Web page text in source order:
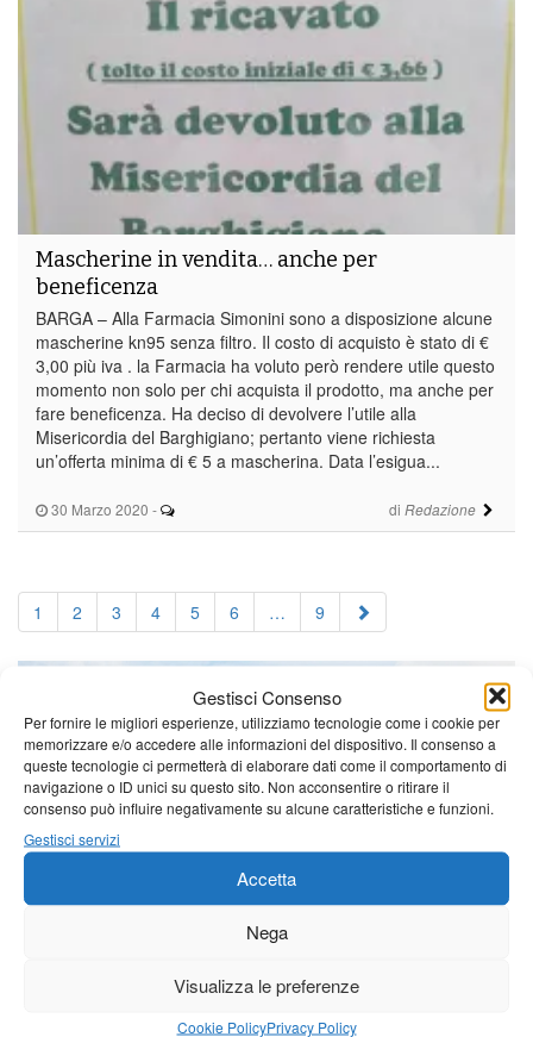
Gestisci Consenso
Per fornire le migliori esperienze, utilizziamo tecnologie come i cookie per
memorizzare e/o accedere alle informazioni del dispositivo. Il consenso a
queste tecnologie ci permetterà di elaborare dati come il comportamento di
navigazione o ID unici su questo sito. Non acconsentire o ritirare il
consenso può influire negativamente su alcune caratteristiche e funzioni.
Gestisci servizi
Accetta
Nega
Visualizza le preferenze
Cookie PolicyPrivacy Policy
30 Marzo 2020 - di Redazione
Mascherine in vendita… anche per
beneficenza
BARGA – Alla Farmacia Simonini sono a disposizione alcune
mascherine kn95 senza filtro. Il costo di acquisto è stato di €
3,00 più iva . la Farmacia ha voluto però rendere utile questo
momento non solo per chi acquista il prodotto, ma anche per
fare beneficenza. Ha deciso di devolvere l’utile alla
Misericordia del Barghigiano; pertanto viene richiesta
un’offerta minima di € 5 a mascherina. Data l’esigua...
1 2 3 4 5 6 … 9